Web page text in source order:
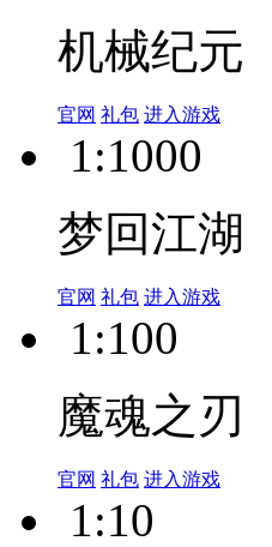
机械纪元
官网 礼包 进入游戏
1:1000
梦回江湖
官网 礼包 进入游戏
1:100
魔魂之刃
官网 礼包 进入游戏
1:10